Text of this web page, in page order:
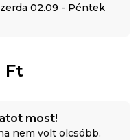
02.09 - Péntek
Ft
most!
nem volt olcsóbb.